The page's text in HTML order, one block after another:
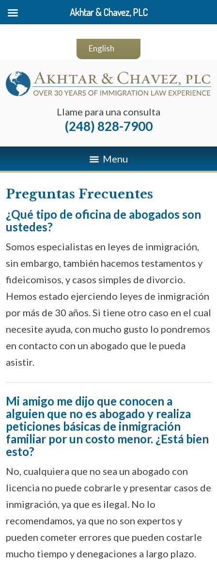
English
Llame para una consulta
(248) 828-7900
Menu
Preguntas Frecuentes
¿Qué tipo de oficina de abogados son
ustedes?
Somos especialistas en leyes de inmigración,
sin embargo, también hacemos testamentos y
fideicomisos, y casos simples de divorcio.
Hemos estado ejerciendo leyes de inmigración
por más de 30 años. Si tiene otro caso en el cual
necesite ayuda, con mucho gusto lo pondremos
en contacto con un abogado que le pueda
asistir.
Mi amigo me dijo que conocen a
alguien que no es abogado y realiza
peticiones básicas de inmigración
familiar por un costo menor. ¿Está bien
esto?
No, cualquiera que no sea un abogado con
licencia no puede cobrarle y presentar casos de
inmigración, ya que es ilegal. No lo
recomendamos, ya que no son expertos y
pueden cometer errores que pueden costarle
mucho tiempo y denegaciones a largo plazo.
Akhtar & Chavez, PLC